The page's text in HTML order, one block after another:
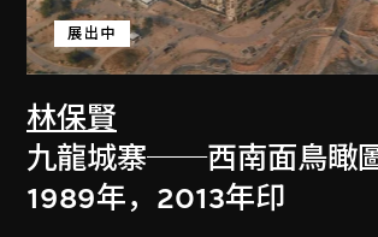
林保賢
展出中
九龍城寨──西南面鳥瞰
1989年，2013年印